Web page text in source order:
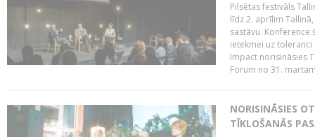
Pilsētas festivāls
līdz 2. aprīlim
sastāvu.
ietekmei uz
Impact norisināsies
Forum no 31.
NORISINĀSIES
TĪKLOŠANĀS